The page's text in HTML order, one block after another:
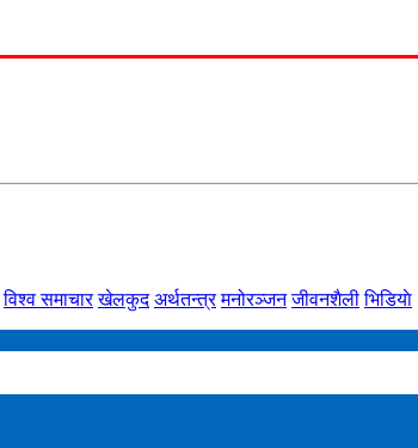
विश्व समाचार खेलकुद अर्थतन्त्र मनोरञ्‍जन जीवनशैली भिडियाे